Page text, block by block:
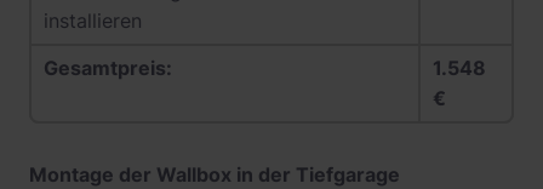
installieren
Gesamtpreis:
1.548
€
Montage der Wallbox in der Tiefgarage